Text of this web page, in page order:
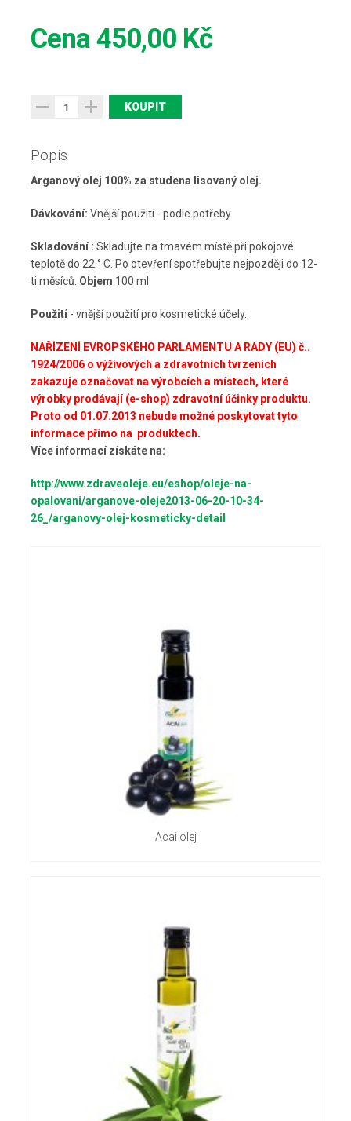
Cena450,00 Kč
Popis
Arganový olej 100% za studena lisovaný olej.
Dávkování: Vnější použití - podle potřeby.
Skladování : Skladujte na tmavém místě při pokojové
teplotě do 22 ° C. Po otevření spotřebujte nejpozději do 12-
ti měsíců. Objem 100 ml.
Použití - vnější použití pro kosmetické účely.
NAŘÍZENÍ EVROPSKÉHO PARLAMENTU A RADY (EU) č..
1924/2006 o výživových a zdravotních tvrzeních
zakazuje označovat na výrobcích a místech, které
výrobky prodávají (e-shop) zdravotní účinky produktu.
Proto od 01.07.2013 nebude možné poskytovat tyto
informace přímo na produktech.
Více informací získáte na:
http://www.zdraveoleje.eu/eshop/oleje-na-
opalovani/arganove-oleje2013-06-20-10-34-
26_/arganovy-olej-kosmeticky-detail
Acai olej